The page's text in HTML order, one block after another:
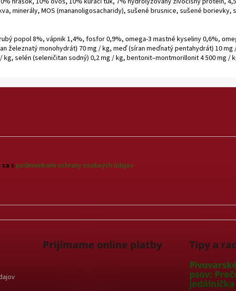
minerály, MOS (mananoligosacharidy), sušené brusnice, sušené
popol 8%, vápnik 1,4%, fosfor 0,9%, omega-3 mastné kyseliny 0,6%,
železnatý monohydrát) 70 mg / kg, meď (síran meďnatý pentahydrát) 10
selén (seleničitan sodný) 0,2 mg / kg, bentonit–montmorillonit 4 500 mg /
s podmienkami ochrany osobných údajov
Prijímame online platby Tipy a
psov:
jedálnička